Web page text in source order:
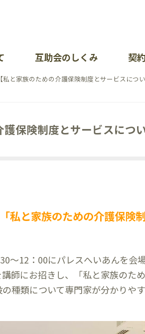
互助会のしくみ 契
【私と家族のための介護保険制度とサービスにつ
護保険制度とサービスに
私と家族のための介護保険
12：00にパレスへいあんを会
師にお招きし、「私と家族のた
種類について専門家が分かりや